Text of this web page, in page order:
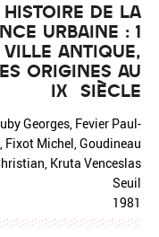
HISTOIRE DE LA
URBAINE : 1
ANTIQUE,
ORIGINES AU
IX° SIÈCLE
Georges, Fevier Paul-
Fixot Michel, Goudineau
Kruta Venceslas
Seuil
1981